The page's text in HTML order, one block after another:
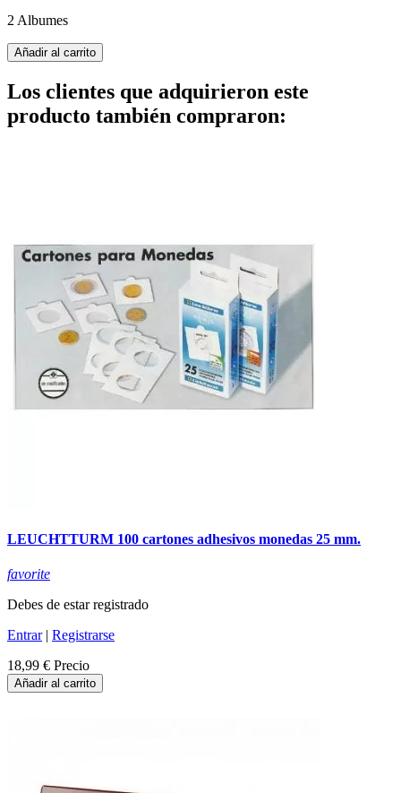
2 Albumes
Añadir al carrito
Los clientes que adquirieron este
producto también compraron:
LEUCHTTURM 100 cartones adhesivos monedas 25 mm.
favorite
Debes de estar registrado
Entrar| Registrarse
18,99 € Precio
Añadir al carrito